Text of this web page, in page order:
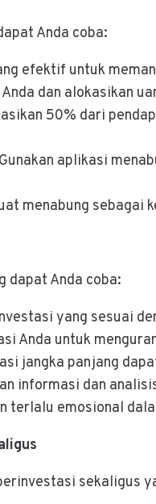
Anda coba:
efektif untuk
dan alokasikan
50% dari
aplikasi
menabung sebagai
dapat Anda coba:
yang sesuai
Anda untuk
jangka panjang
informasi dan
terlalu emosional
sekaligus